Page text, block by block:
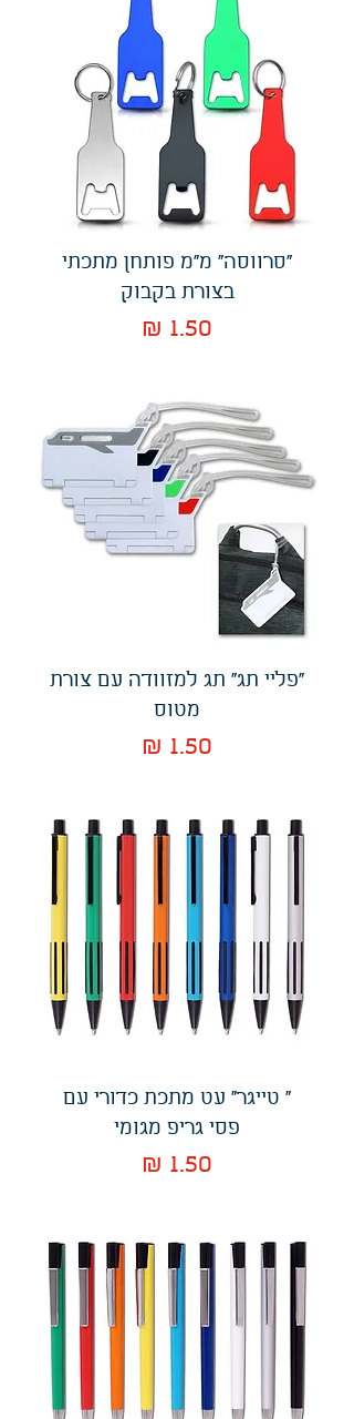
"סרווסה" מ"מ פותחן מתכתי
בצורת בקבוק
מחיר
"פליי תג" תג למזוודה עם צורת
מטוס
מחיר
" טייגר" עט מתכת כדורי עם
פסי גריפ מגומי
מחיר